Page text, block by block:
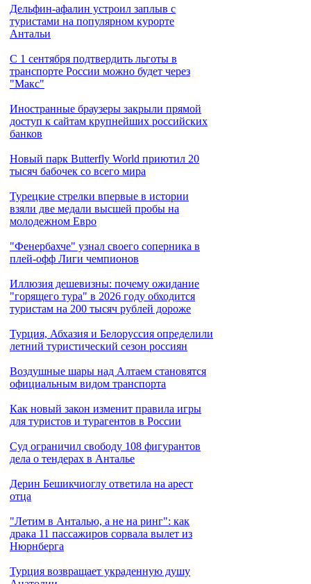
Дельфин-афалин устроил заплыв с
туристами на популярном курорте
Антальи
С 1 сентября подтвердить льготы в
транспорте России можно будет через
"Макс"
Иностранные браузеры закрыли прямой
доступ к сайтам крупнейших российских
банков
Новый парк Butterfly World приютил 20
тысяч бабочек со всего мира
Турецкие стрелки впервые в истории
взяли две медали высшей пробы на
молодежном Евро
"Фенербахче" узнал своего соперника в
плей-офф Лиги чемпионов
Иллюзия дешевизны: почему ожидание
"горящего тура" в 2026 году обходится
туристам на 200 тысяч рублей дороже
Турция, Абхазия и Белоруссия определили
летний туристический сезон россиян
Воздушные шары над Алтаем становятся
официальным видом транспорта
Как новый закон изменит правила игры
для туристов и турагентов в России
Cуд ограничил свободу 108 фигурантов
дела о тендерах в Анталье
Дерин Бешикчиоглу ответила на арест
отца
"Летим в Анталью, а не на ринг": как
драка 11 пассажиров сорвала вылет из
Нюрнберга
Турция возвращает украденную душу